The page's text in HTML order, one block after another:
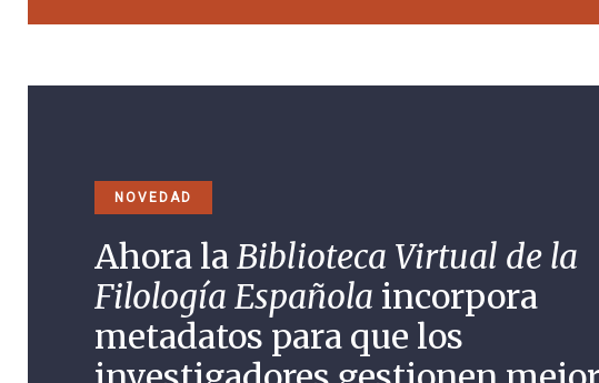
NOVEDAD
Ahora laBiblioteca Virtual de la
Filología Española incorpora
metadatos para que los